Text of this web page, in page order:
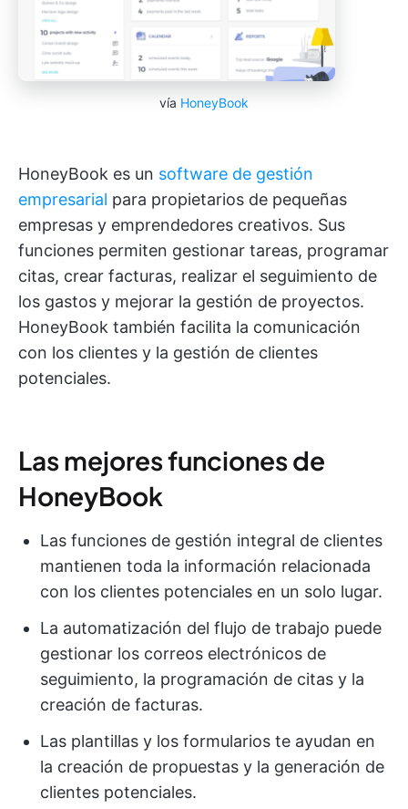
vía HoneyBook
HoneyBook es un software de gestión
empresarial para propietarios de pequeñas
empresas y emprendedores creativos. Sus
funciones permiten gestionar tareas, programar
citas, crear facturas, realizar el seguimiento de
los gastos y mejorar la gestión de proyectos.
HoneyBook también facilita la comunicación
con los clientes y la gestión de clientes
potenciales.
Las mejores funciones de
HoneyBook
Las funciones de gestión integral de clientes
mantienen toda la información relacionada
con los clientes potenciales en un solo lugar.
La automatización del flujo de trabajo puede
gestionar los correos electrónicos de
seguimiento, la programación de citas y la
creación de facturas.
Las plantillas y los formularios te ayudan en
la creación de propuestas y la generación de
clientes potenciales.